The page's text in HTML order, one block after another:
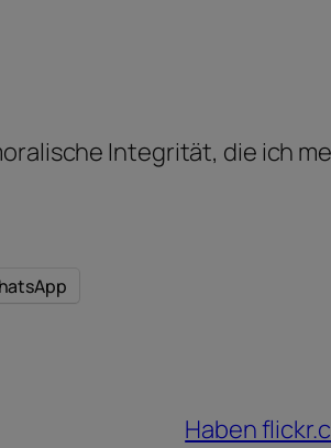
Integrität, die ich
Haben